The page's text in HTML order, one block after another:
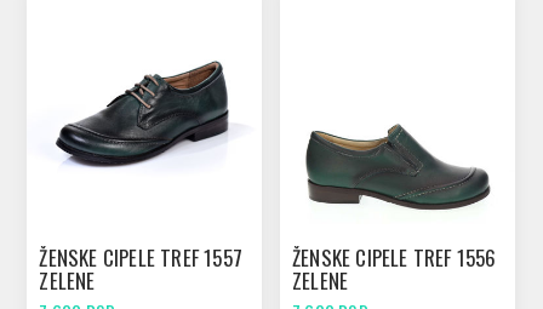
ŽENSKE CIPELE TREF 1557
ZELENE
ŽENSKE CIPELE TREF 1556
ZELENE